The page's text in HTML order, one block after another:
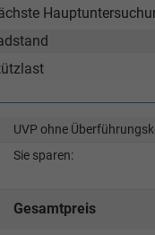
UVP ohne
Sie sparen:
Gesamtpreis